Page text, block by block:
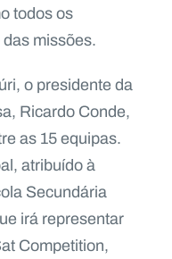
todos os
missões.
o presidente da
Ricardo Conde,
as 15 equipas.
atribuído à
Secundária
irá representar
Competition,